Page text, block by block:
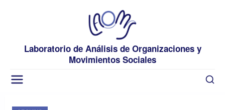
Laboratorio de Análisis de Organizaciones y
Movimientos Sociales